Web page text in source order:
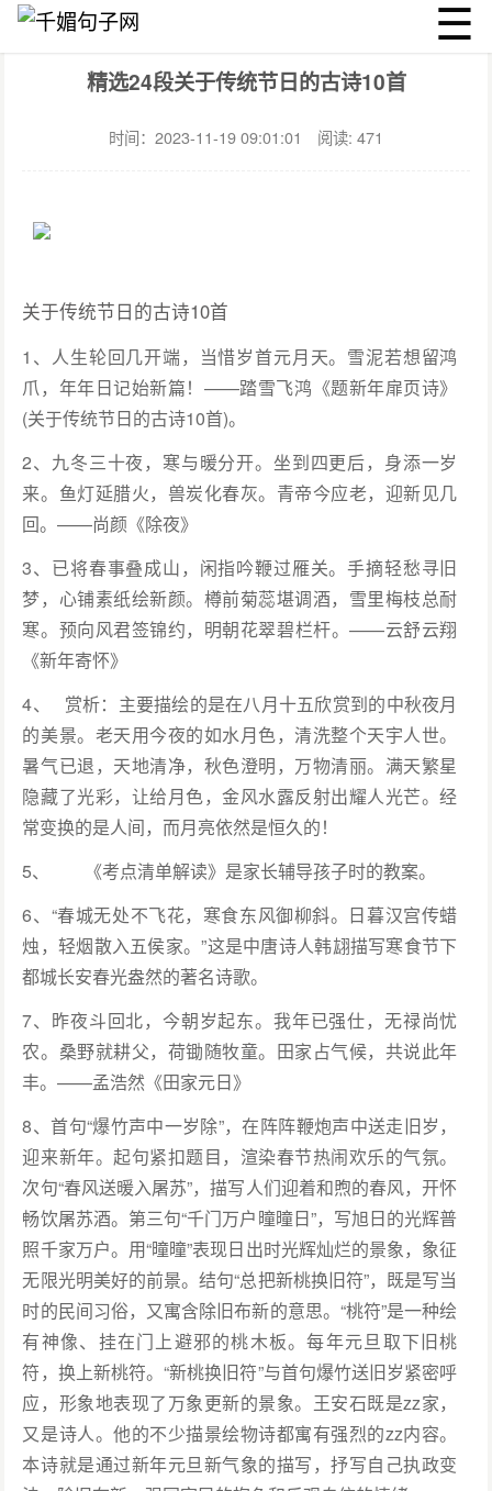
☰
千媚句子网 节日
精选24段关于传统节日的古诗10首
时间：2023-11-19 09:01:01 阅读: 471
关于传统节日的古诗10首
1、人生轮回几开端，当惜岁首元月天。雪泥若想留鸿
爪，年年日记始新篇！——踏雪飞鸿《题新年扉页诗》
(关于传统节日的古诗10首)。
2、九冬三十夜，寒与暖分开。坐到四更后，身添一岁
来。鱼灯延腊火，兽炭化春灰。青帝今应老，迎新见几
回。——尚颜《除夜》
3、已将春事叠成山，闲指吟鞭过雁关。手摘轻愁寻旧
梦，心铺素纸绘新颜。樽前菊蕊堪调酒，雪里梅枝总耐
寒。预向风君签锦约，明朝花翠碧栏杆。——云舒云翔
《新年寄怀》
4、 赏析：主要描绘的是在八月十五欣赏到的中秋夜月
的美景。老天用今夜的如水月色，清洗整个天宇人世。
暑气已退，天地清净，秋色澄明，万物清丽。满天繁星
隐藏了光彩，让给月色，金风水露反射出耀人光芒。经
常变换的是人间，而月亮依然是恒久的！
5、 《考点清单解读》是家长辅导孩子时的教案。
6、“春城无处不飞花，寒食东风御柳斜。日暮汉宫传蜡
烛，轻烟散入五侯家。”这是中唐诗人韩翃描写寒食节下
都城长安春光盎然的著名诗歌。
7、昨夜斗回北，今朝岁起东。我年已强仕，无禄尚忧
农。桑野就耕父，荷锄随牧童。田家占气候，共说此年
丰。——孟浩然《田家元日》
8、首句“爆竹声中一岁除”，在阵阵鞭炮声中送走旧岁，
迎来新年。起句紧扣题目，渲染春节热闹欢乐的气氛。
次句“春风送暖入屠苏”，描写人们迎着和煦的春风，开怀
畅饮屠苏酒。第三句“千门万户曈曈日”，写旭日的光辉普
照千家万户。用“曈曈”表现日出时光辉灿烂的景象，象征
无限光明美好的前景。结句“总把新桃换旧符”，既是写当
时的民间习俗，又寓含除旧布新的意思。“桃符”是一种绘
有神像、挂在门上避邪的桃木板。每年元旦取下旧桃
符，换上新桃符。“新桃换旧符”与首句爆竹送旧岁紧密呼
应，形象地表现了万象更新的景象。王安石既是zz家，
又是诗人。他的不少描景绘物诗都寓有强烈的zz内容。
本诗就是通过新年元旦新气象的描写，抒写自己执政变